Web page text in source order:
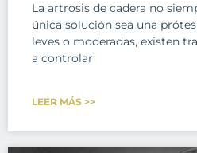
La artrosis de cadera no
única solución sea una
leves o moderadas, existen
a controlar
LEER MÁS >>